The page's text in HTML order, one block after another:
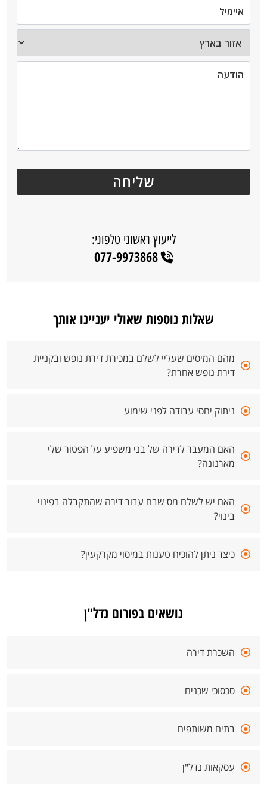
לייעוץ ראשוני טלפוני:
077-9973868
שאלות נוספות שאולי יעניינו אותך
מהם המיסים שעליי לשלם במכירת דירת נופש ובקניית
דירת נופש אחרת?
ניתוק יחסי עבודה לפני שימוע
האם המעבר לדירה של בני משפיע על הפטור שלי
מארנונה?
האם יש לשלם מס שבח עבור דירה שהתקבלה בפינוי
בינוי?
כיצד ניתן להוכיח טענות במיסוי מקרקעין?
נושאים בפורום נדל"ן
השכרת דירה
סכסוכי שכנים
בתים משותפים
עסקאות נדל"ן